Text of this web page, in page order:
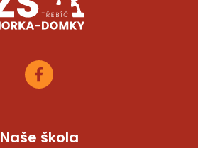
Naše škola